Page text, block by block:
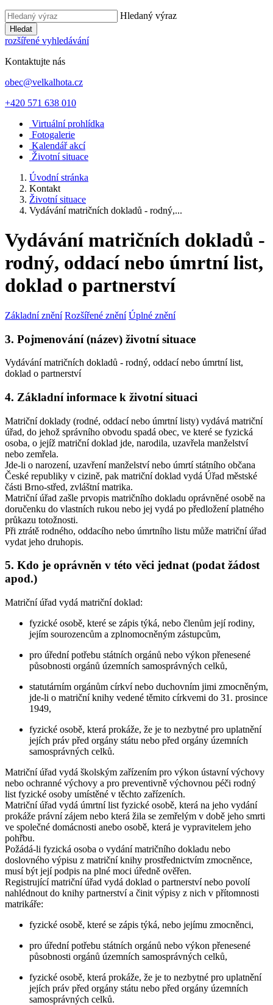
Hledaný výraz
Hledat
rozšířené vyhledávání
Kontaktujte nás
obec@velkalhota.cz
+420 571 638 010
Virtuální prohlídka
Fotogalerie
Kalendář akcí
Životní situace
Úvodní stránka
Kontakt
Životní situace
Vydávání matričních dokladů - rodný,...
Vydávání matričních dokladů -
rodný, oddací nebo úmrtní list,
doklad o partnerství
Základní znění Rozšířené znění Úplné znění
3. Pojmenování (název) životní situace
Vydávání matričních dokladů - rodný, oddací nebo úmrtní list,
doklad o partnerství
4. Základní informace k životní situaci
Matriční doklady (rodné, oddací nebo úmrtní listy) vydává matriční
úřad, do jehož správního obvodu spadá obec, ve které se fyzická
osoba, o jejíž matriční doklad jde, narodila, uzavřela manželství
nebo zemřela.
Jde-li o narození, uzavření manželství nebo úmrtí státního občana
České republiky v cizině, pak matriční doklad vydá Úřad městské
části Brno-střed, zvláštní matrika.
Matriční úřad zašle prvopis matričního dokladu oprávněné osobě na
doručenku do vlastních rukou nebo jej vydá po předložení platného
průkazu totožnosti.
Při ztrátě rodného, oddacího nebo úmrtního listu může matriční úřad
vydat jeho druhopis.
5. Kdo je oprávněn v této věci jednat (podat žádost
apod.)
Matriční úřad vydá matriční doklad:
fyzické osobě, které se zápis týká, nebo členům její rodiny,
jejím sourozencům a zplnomocněným zástupcům,
pro úřední potřebu státních orgánů nebo výkon přenesené
působnosti orgánů územních samosprávných celků,
statutárním orgánům církví nebo duchovním jimi zmocněným,
jde-li o matriční knihy vedené těmito církvemi do 31. prosince
1949,
fyzické osobě, která prokáže, že je to nezbytné pro uplatnění
jejích práv před orgány státu nebo před orgány územních
samosprávných celků.
Matriční úřad vydá školským zařízením pro výkon ústavní výchovy
nebo ochranné výchovy a pro preventivně výchovnou péči rodný
list fyzické osoby umístěné v těchto zařízeních.
Matriční úřad vydá úmrtní list fyzické osobě, která na jeho vydání
prokáže právní zájem nebo která žila se zemřelým v době jeho smrti
ve společné domácnosti anebo osobě, která je vypravitelem jeho
pohřbu.
Požádá-li fyzická osoba o vydání matričního dokladu nebo
doslovného výpisu z matriční knihy prostřednictvím zmocněnce,
musí být její podpis na plné moci úředně ověřen.
Registrující matriční úřad vydá doklad o partnerství nebo povolí
nahlédnout do knihy partnerství a činit výpisy z nich v přítomnosti
matrikáře:
fyzické osobě, které se zápis týká, nebo jejímu zmocněnci,
pro úřední potřebu státních orgánů nebo výkon přenesené
působnosti orgánů územních samosprávných celků,
fyzické osobě, která prokáže, že je to nezbytné pro uplatnění
jejích práv před orgány státu nebo před orgány územních
samosprávných celků.